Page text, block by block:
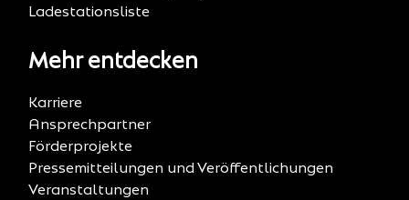
Ladestationsliste
Mehr entdecken
Karriere
Ansprechpartner
Förderprojekte
Pressemitteilungen und Veröffentlichungen
Veranstaltungen